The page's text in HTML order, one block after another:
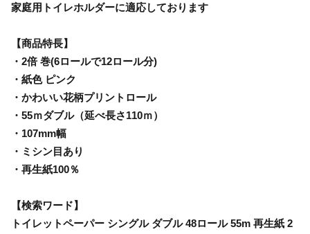
家庭用トイレホルダーに適応しております
【商品特長】
・2倍 巻(6ロールで12ロール分)
・紙色 ピンク
・かわいい花柄プリントロール
・55ｍダブル（延べ長さ110ｍ）
・107mm幅
・ミシン目あり
・再生紙100％
【検索ワード】
トイレットペーパー シングル ダブル 48ロール 55m 再生紙 2